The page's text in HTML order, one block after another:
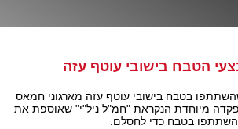
הטבח בישובי עוטף עזה
בטבח בישובי עוטף עזה מארגוני חמאס
מיוחדת הנקראת "חמ"ל ניל"י" שאוספת את
בטבח כדי לחסלם.